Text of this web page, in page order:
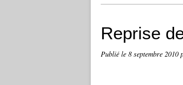
Reprise
Publié le 8 septembre 2010